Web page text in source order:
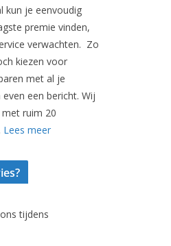
kun je eenvoudig
premie vinden,
verwachten. Zo
kiezen voor
met al je
een bericht. Wij
ruim 20
Lees meer
tijdens